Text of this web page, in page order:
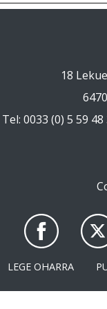
18
Tel: 0033 (0) 5 59 48
LEGE OHARRA